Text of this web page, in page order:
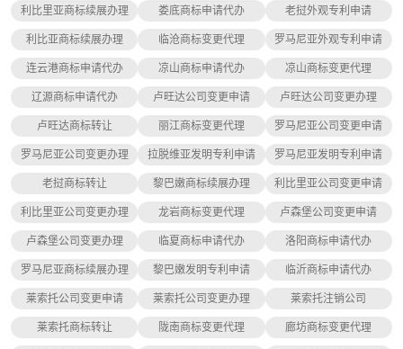
利比里亚商标续展办理 娄底商标申请代办 老挝外观专利申请
利比亚商标续展办理 临沧商标变更代理 罗马尼亚外观专利申请
连云港商标申请代办 凉山商标申请代办 凉山商标变更代理
辽源商标申请代办 卢旺达公司变更申请 卢旺达公司变更办理
卢旺达商标转让 丽江商标变更代理 罗马尼亚公司变更申请
罗马尼亚公司变更办理 拉脱维亚发明专利申请 罗马尼亚发明专利申请
老挝商标转让 黎巴嫩商标续展办理 利比里亚公司变更申请
利比里亚公司变更办理 龙岩商标变更代理 卢森堡公司变更申请
卢森堡公司变更办理 临夏商标申请代办 洛阳商标申请代办
罗马尼亚商标续展办理 黎巴嫩发明专利申请 临沂商标申请代办
莱索托公司变更申请 莱索托公司变更办理 莱索托注销公司
莱索托商标转让 陇南商标变更代理 廊坊商标变更代理